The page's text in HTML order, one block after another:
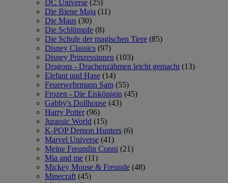
DC Universe (25)
Die Biene Maja (11)
Die Maus (30)
Die Schlümpfe (8)
Die Schule der magischen Tiere (85)
Disney Classics (97)
Disney Prinzessinnen (103)
Dragons - Drachenzähmen leicht gemacht (13)
Elefant und Hase (14)
Feuerwehrmann Sam (55)
Frozen - Die Eiskönigin (45)
Gabby's Dollhouse (43)
Harry Potter (96)
Jurassic World (15)
K-POP Demon Hunters (6)
Marvel Universe (41)
Meine Freundin Conni (21)
Mia and me (11)
Mickey Mouse & Freunde (48)
Minecraft (45)